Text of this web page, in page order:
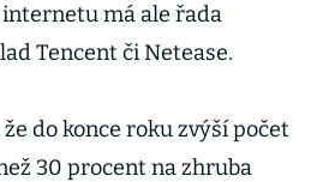
má ale řada
Tencent či Netease.
do konce roku zvýší počet
30 procent na zhruba